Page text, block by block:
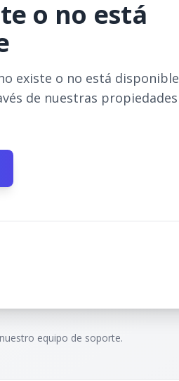
o no está
existe o no está disponible
de nuestras propiedades
equipo de soporte.